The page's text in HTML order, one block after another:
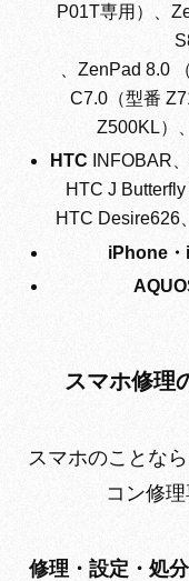
P01T専用）、
、ZenPad 8.0
C7.0（型番
Z500KL）
HTC INFOBAR
HTC J
HTC Desire626
iPhone・
スマホ修理
スマホのことなら
コン修
修理・設定・処